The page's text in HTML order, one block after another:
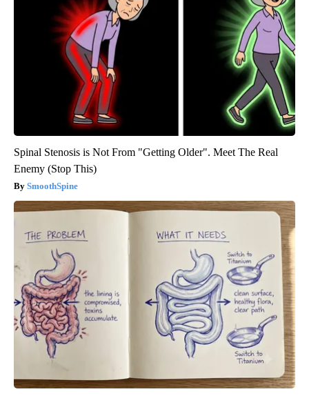
Spinal Stenosis is Not From "Getting Older". Meet The Real
Enemy (Stop This)
SmoothSpine